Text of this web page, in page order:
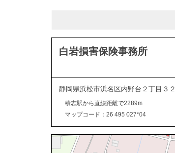
白岩損害保険事務所
静岡県浜松市浜名区内野台２丁目３２
積志駅から直線距離で2289m
マップコード：26 495 027*04